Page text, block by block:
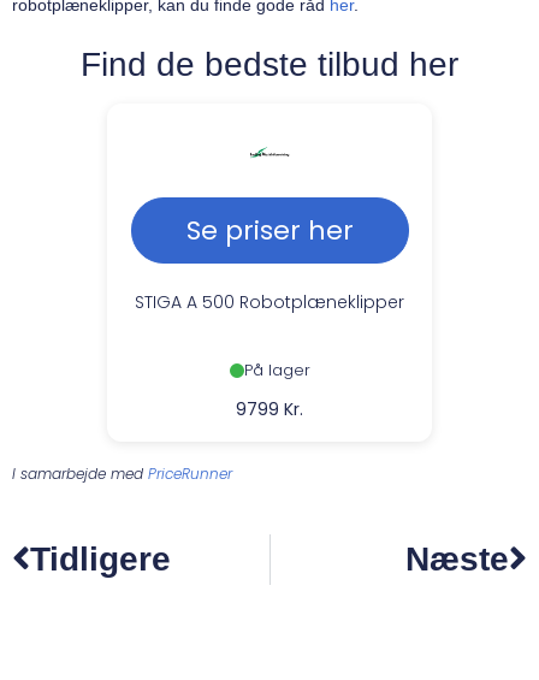
robotplæneklipper, kan du finde gode råd her.
Find de bedste tilbud her
Se priser her
STIGA A 500 Robotplæneklipper
På lager
9799 Kr.
I samarbejde med PriceRunner
Tidligere Næste